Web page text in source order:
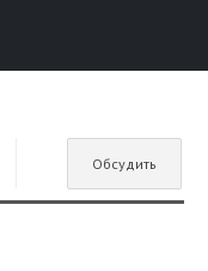
Обсудить